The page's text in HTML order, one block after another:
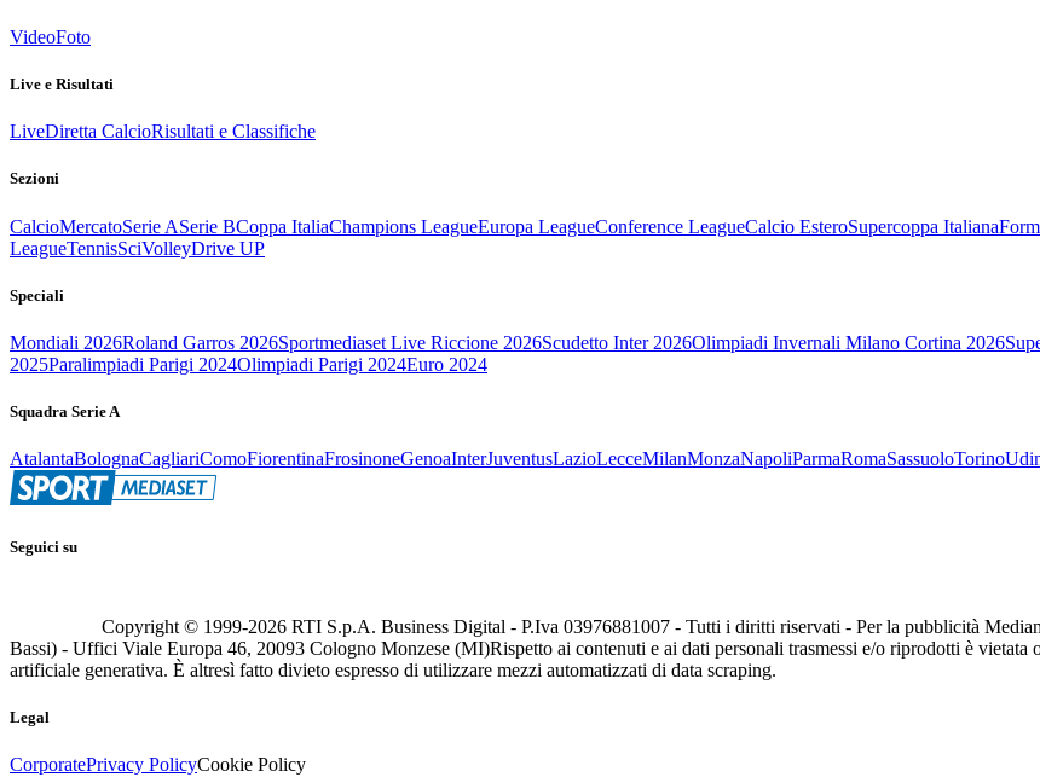
VideoFoto
Live e Risultati
LiveDiretta CalcioRisultati e Classifiche
Sezioni
CalcioMercatoSerie ASerie BCoppa ItaliaChampions LeagueEuropa LeagueConference LeagueCalcio EsteroSupercoppa Italiana
LeagueTennisSciVolleyDrive UP
Speciali
Mondiali 2026Roland Garros 2026Sportmediaset Live Riccione 2026Scudetto Inter 2026Olimpiadi Invernali Milano Cortina 2026
2025Paralimpiadi Parigi 2024Olimpiadi Parigi 2024Euro 2024
Squadra Serie A
AtalantaBolognaCagliariComoFiorentinaFrosinoneGenoaInterJuventusLazioLecceMilanMonzaNapoliParmaRomaSassuoloTorino
Seguici su
Copyright © 1999-2026 RTI S.p.A. Business Digital - P.Iva 03976881007 - Tutti i diritti riservati - Per la pubblicità
Bassi) - Uffici Viale Europa 46, 20093 Cologno Monzese (MI)Rispetto ai contenuti e ai dati personali trasmessi e/o riprodotti è
artificiale generativa. È altresì fatto divieto espresso di utilizzare mezzi automatizzati di data scraping.
Legal
CorporatePrivacy PolicyCookie Policy